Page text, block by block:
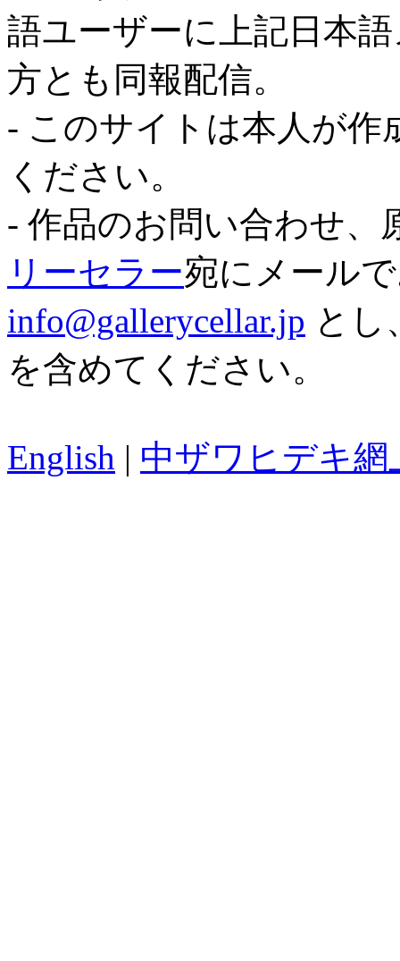
語ユーザーに上記日本
方とも同報配信。
- このサイトは本人が作
ください。
- 作品のお問い合わせ、
リーセラー宛にメール
info@gallerycellar.jp とし
を含めてください。
English | 中ザワヒデキ網